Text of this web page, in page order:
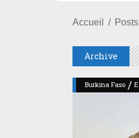
Accueil
Archive
Burkina Faso /